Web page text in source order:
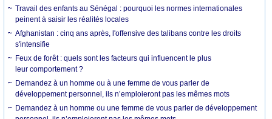
Travail des enfants au Sénégal : pourquoi les normes internationales
peinent à saisir les réalités locales
Afghanistan : cinq ans après, l'offensive des talibans contre les droits
s'intensifie
Feux de forêt : quels sont les facteurs qui influencent le plus
leur comportement ?
Demandez à un homme ou à une femme de vous parler de
développement personnel, ils n’emploieront pas les mêmes mots
Demandez à un homme ou une femme de vous parler de développement